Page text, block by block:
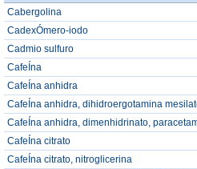
Cabergolina
CadexÓmero-iodo
Cadmio sulfuro
CafeÍna
CafeÍna anhidra
CafeÍna anhidra, dihidroergotamina
CafeÍna anhidra, dimenhidrinato,
CafeÍna citrato
CafeÍna citrato, nitroglicerina